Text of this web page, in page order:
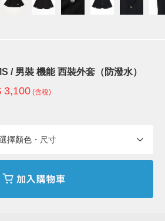
/ 男裝 機能 西裝外套（防潑水）
3,100 (含稅)
擇顏色・尺寸